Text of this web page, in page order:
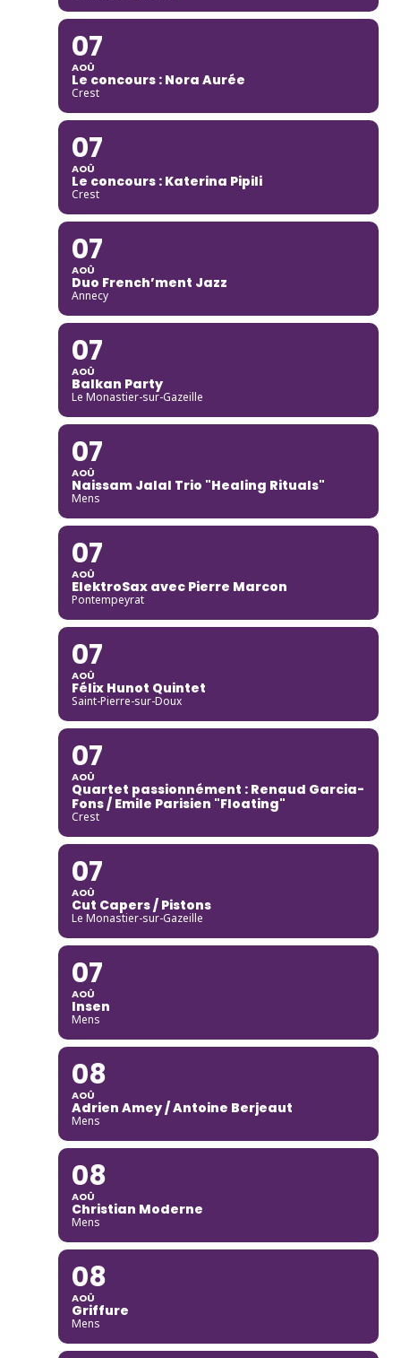
07
AOÛ
Le concours : Nora Aurée
Crest
07
AOÛ
Le concours : Katerina Pipili
Crest
07
AOÛ
Duo French’ment Jazz
Annecy
07
AOÛ
Balkan Party
Le Monastier-sur-Gazeille
07
AOÛ
Naissam Jalal Trio "Healing Rituals"
Mens
07
AOÛ
ElektroSax avec Pierre Marcon
Pontempeyrat
07
AOÛ
Félix Hunot Quintet
Saint-Pierre-sur-Doux
07
AOÛ
Quartet passionnément : Renaud Garcia-
Fons / Emile Parisien "Floating"
Crest
07
AOÛ
Cut Capers / Pistons
Le Monastier-sur-Gazeille
07
AOÛ
Insen
Mens
08
AOÛ
Adrien Amey / Antoine Berjeaut
Mens
08
AOÛ
Christian Moderne
Mens
08
AOÛ
Griffure
Mens